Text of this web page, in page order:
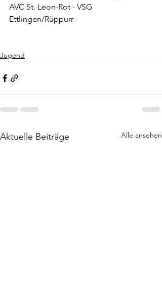
AVC St. Leon-Rot - VSG
Ettlingen/Rüppurr
Jugend
Aktuelle Beiträge Alle ansehen